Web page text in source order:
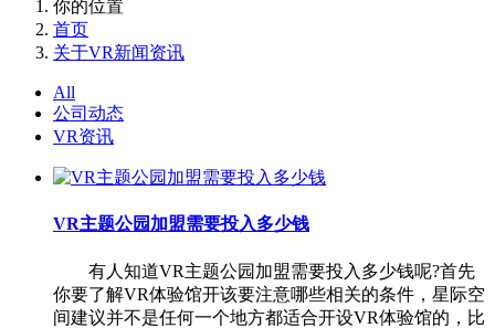
你的位置
首页
关于VR新闻资讯
All
公司动态
VR资讯
VR主题公园加盟需要投入多少钱
有人知道VR主题公园加盟需要投入多少钱呢?首先
你要了解VR体验馆开该要注意哪些相关的条件，星际空
间建议并不是任何一个地方都适合开设VR体验馆的，比